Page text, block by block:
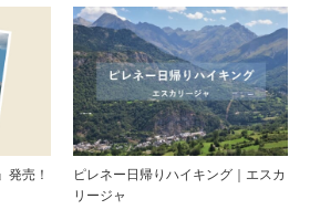
発売！
ピレネー日帰りハイキング｜エスカ
リージャ